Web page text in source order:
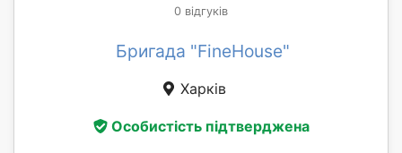
0 відгуків
Бригада "FineHouse"
Харків
Особистість підтверджена